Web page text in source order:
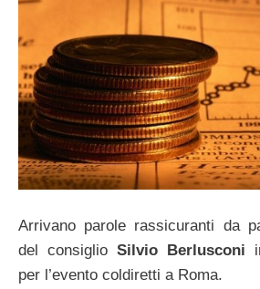
Arrivano parole rassicuranti da
del consiglio Silvio Berlusconi
per l’evento coldiretti a Roma.